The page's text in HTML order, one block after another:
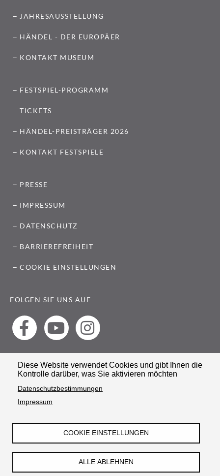
Diese Website verwendet Cookies und gibt Ihnen die
Kontrolle darüber, was Sie aktivieren möchten
Datenschutzbestimmungen
Impressum
COOKIE EINSTELLUNGEN
ALLE ABLEHNEN
JAHRESAUSSTELLUNG
HÄNDEL - DER EUROPÄER
KONTAKT MUSEUM
FESTSPIEL-PROGRAMM
TICKETS
HÄNDEL-PREISTRÄGER 2026
KONTAKT FESTSPIELE
PRESSE
IMPRESSUM
DATENSCHUTZ
BARRIEREFREIHEIT
COOKIE EINSTELLUNGEN
FOLGEN SIE UNS AUF
© STIFTUNG HÄNDEL-HAUS